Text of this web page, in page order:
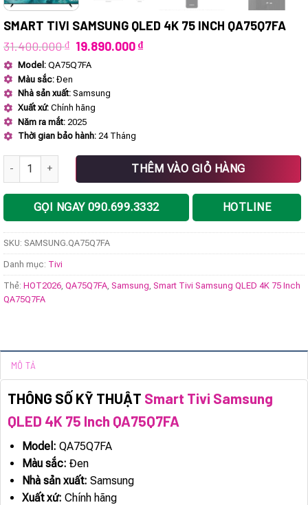
SMART TIVI SAMSUNG QLED 4K 75 INCH QA75Q7FA
31.400.000₫ Giá
là:
19.890.000₫Giá
Model: QA75Q7FA
Màu sắc: Đen
Nhà sản xuất: Samsung
Xuất xứ: Chính hãng
Năm ra mắt: 2025
Thời gian bảo hành: 24 Tháng
Smart Tivi Samsung QLED 4K 75 Inch QA75Q7FA số lượng
THÊM VÀO GIỎ HÀNG
GỌI NGAY 090.699.3332 HOTLINE
SKU: SAMSUNG.QA75Q7FA
Danh mục: Tivi
Thẻ: HOT2026 QA75Q7FA Samsung Smart Tivi Samsung QLED 4K 75 Inch
QA75Q7FA
MÔ TẢ
THÔNG SỐ KỸ THUẬT Smart Tivi Samsung
QLED 4K 75 Inch QA75Q7FA
Model: QA75Q7FA
Màu sắc: Đen
Nhà sản xuất: Samsung
Xuất xứ: Chính hãng